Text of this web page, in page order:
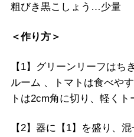
粗びき黒こしょう…少量
＜作り方＞
【1】グリーンリーフはち
ルーム 、トマトは食べや
トは2cm角に切り、軽くト
【2】器に【1】を盛り、